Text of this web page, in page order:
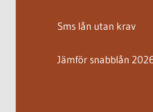
Sms lån utan krav
Jämför snabblån